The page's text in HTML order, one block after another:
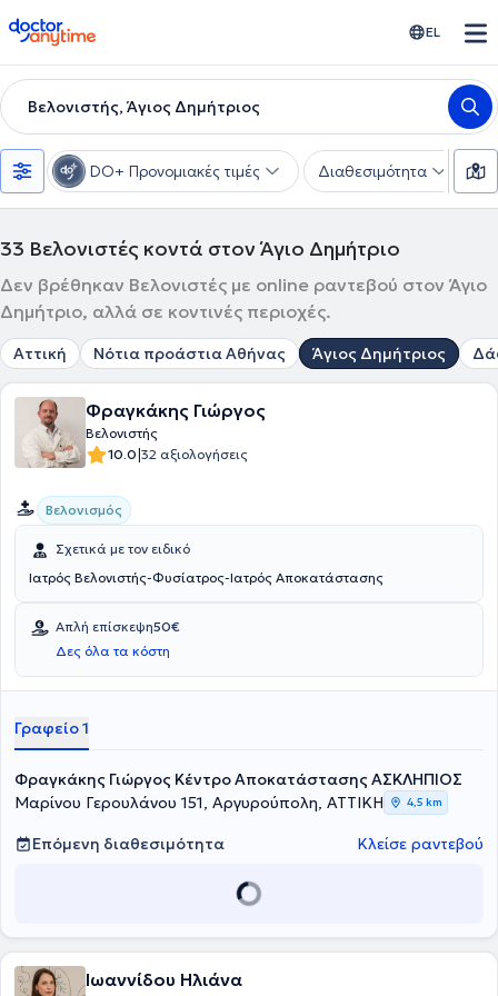
doctoranytime EL
Βελονιστής, Άγιος Δημήτριος
DO+ Προνομιακές τιμές Διαθεσιμότητα
33 Βελονιστές κοντά στον Άγιο Δημήτριο
Δεν βρέθηκαν Βελονιστές με online ραντεβού στον Άγιο
Δημήτριο, αλλά σε κοντινές περιοχές.
Αττική Νότια προάστια Αθήνας Άγιος Δημήτριος
Φραγκάκης Γιώργος
Βελονιστής
10.0|32 αξιολογήσεις
Βελονισμός
Σχετικά με τον ειδικό
Ιατρός Βελονιστής-Φυσίατρος-Ιατρός Αποκατάστασης
Απλή επίσκεψη50€
Δες όλα τα κόστη
Γραφείο 1
Φραγκάκης Γιώργος Κέντρο Αποκατάστασης ΑΣΚΛΗΠΙΟΣ
Μαρίνου Γερουλάνου 151, Αργυρούπολη, ΑΤΤΙΚΗ
4,5 km
Επόμενη διαθεσιμότητα Κλείσε ραντεβού
Ιωαννίδου Ηλιάνα